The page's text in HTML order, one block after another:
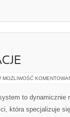
MOŻLIWOŚĆ
to dynamicznie
która specjalizuje